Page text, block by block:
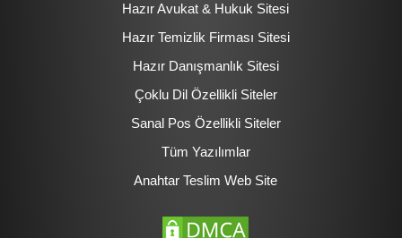
Hazır Avukat & Hukuk Sitesi
Hazır Temizlik Firması Sitesi
Hazır Danışmanlık Sitesi
Çoklu Dil Özellikli Siteler
Sanal Pos Özellikli Siteler
Tüm Yazılımlar
Anahtar Teslim Web Site